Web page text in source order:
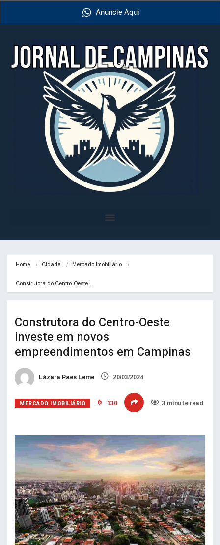
Anuncie Aqui
Home Cidade Mercado Imobiliário
Construtora do Centro-Oeste…
Construtora do Centro-Oeste
investe em novos
empreendimentos em Campinas
Lázara Paes Leme 20/03/2024
MERCADO IMOBILIÁRIO 130 3 minute read